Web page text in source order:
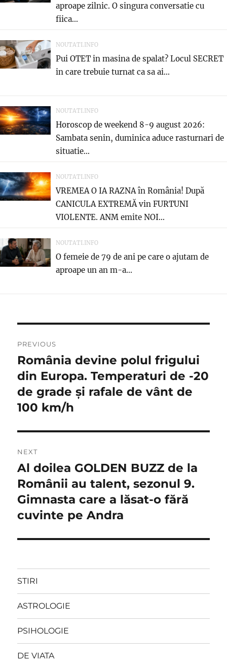
aproape zilnic. O singura conversatie cu
fiica...
NOUTATI.INFO
Pui OTET in masina de spalat? Locul SECRET
in care trebuie turnat ca sa ai...
NOUTATI.INFO
Horoscop de weekend 8-9 august 2026:
Sambata senin, duminica aduce rasturnari de
situatie…
NOUTATI.INFO
VREMEA O IA RAZNA în România! După
CANICULA EXTREMĂ vin FURTUNI
VIOLENTE. ANM emite NOI...
NOUTATI.INFO
O femeie de 79 de ani pe care o ajutam de
aproape un an m-a...
în
articole
PREVIOUS
Previous
post:
România devine polul frigului
din Europa. Temperaturi de -20
de grade şi rafale de vânt de
100 km/h
NEXT
Next
post:
Al doilea GOLDEN BUZZ de la
Românii au talent, sezonul 9.
Gimnasta care a lăsat-o fără
cuvinte pe Andra
STIRI
ASTROLOGIE
PSIHOLOGIE
DE VIATA